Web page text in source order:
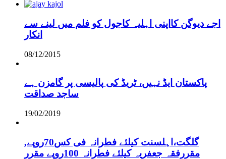
اجے دیوگن کااپنی اہلیہ کاجول کو فلم میں لینے سے
انکار
08/12/2015
پاکستان ایڈ نہیں، ٹریڈ کی پالیسی پر گامزن ہے
ساجد صداقت
19/02/2019
,گلگت،اہلسنت کیلئے فطرانہ فی کس70روپے
مقررفقہ جعفریہ کیلئے فطرانہ 100روپے مقرر